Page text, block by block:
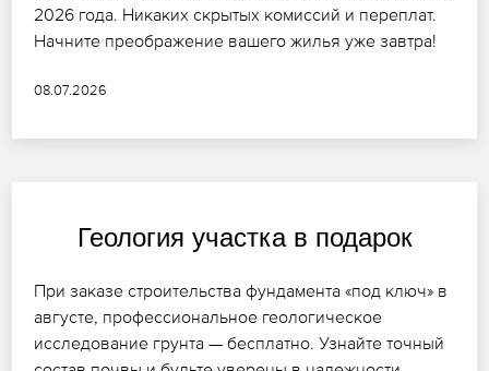
2026 года. Никаких скрытых комиссий и переплат.
Начните преображение вашего жилья уже завтра!
08.07.2026
Геология участка в подарок
При заказе строительства фундамента «под ключ» в
августе, профессиональное геологическое
исследование грунта — бесплатно. Узнайте точный